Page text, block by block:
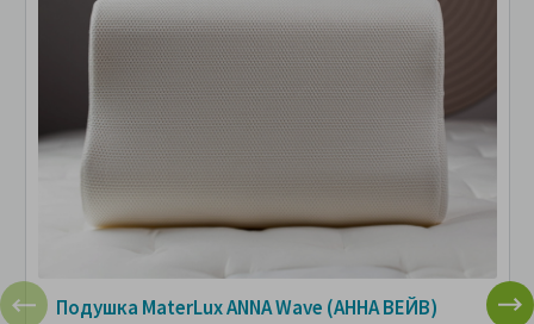
Подушка MaterLux ANNA Wave (АННА ВЕЙВ)